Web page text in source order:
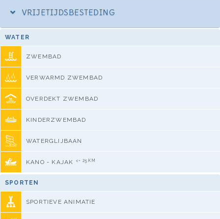
VRIJETIJDSBESTEDING
WATER
ZWEMBAD
VERWARMD ZWEMBAD
OVERDEKT ZWEMBAD
KINDERZWEMBAD
WATERGLIJBAAN
KANO - KAJAK <= 25KM
SPORTEN
SPORTIEVE ANIMATIE